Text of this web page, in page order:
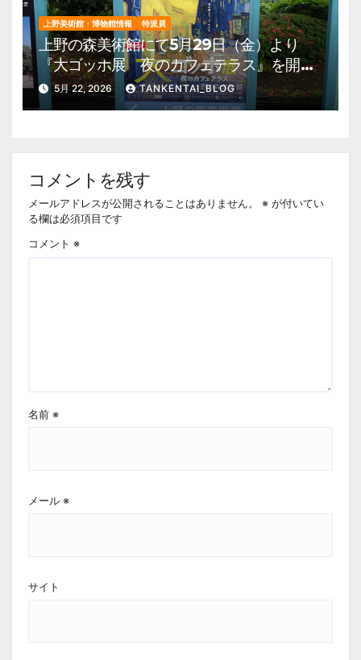
上野美術館・博物館情報 特派員
上野の森美術館にて5月29日（金）より
『大ゴッホ展 夜のカフェテラス』を開
催。 上野公園 美術館・博物館 混雑情
報他
5月 22, 2026 TANKENTAI_BLOG
コメントを残す
メールアドレスが公開されることはありません。 ※ が付いてい
る欄は必須項目です
コメント ※
名前 ※
メール ※
サイト